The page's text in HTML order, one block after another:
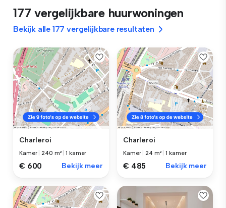
177 vergelijkbare huurwoningen
Bekijk alle 177 vergelijkbare resultaten
Charleroi
Kamer |240 m² |1 kamer
€ 600 Bekijk meer
Charleroi
Kamer |24 m² |1 kamer
€ 485 Bekijk meer